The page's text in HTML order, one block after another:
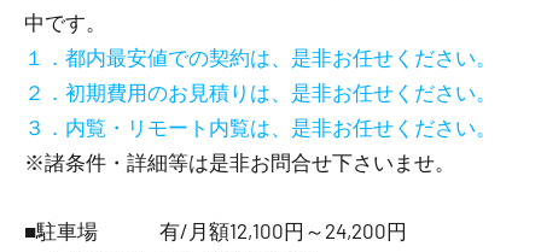
中です。
１．都内最安値での契約は、是非お任せください。
２．初期費用のお見積りは、是非お任せください。
３．内覧・リモート内覧は、是非お任せください。
※諸条件・詳細等は是非お問合せ下さいませ。
■駐車場 有/月額12,100円～24,200円